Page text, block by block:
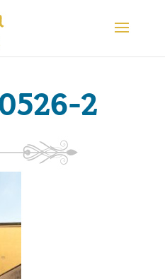
2